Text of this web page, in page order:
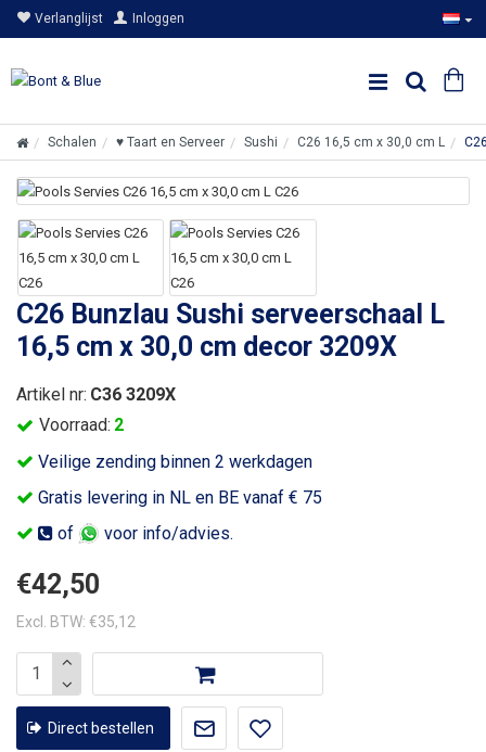
Verlanglijst Inloggen
Schalen ♥ Taart en Serveer Sushi C26 16,5 cm x 30,0 cm L
C26 Bunzlau Sushi serveerschaal L
16,5 cm x 30,0 cm decor 3209X
Veilige zending binnen 2 werkdagen
Gratis levering in NL en BE vanaf € 75
of
voor info/advies.
Voorraad: 2
Artikel nr: C36 3209X
€42,50
Excl. BTW: €35,12
Direct bestellen